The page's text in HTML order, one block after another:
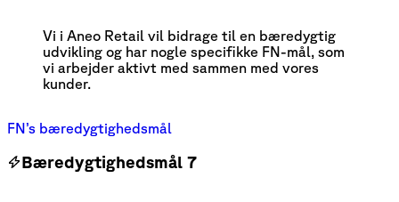
Vi i Aneo Retail vil bidrage til en bæredygtig
udvikling og har nogle specifikke FN-mål, som
vi arbejder aktivt med sammen med vores
kunder.
FN’s bæredygtighedsmål
Bæredygtighedsmål 7